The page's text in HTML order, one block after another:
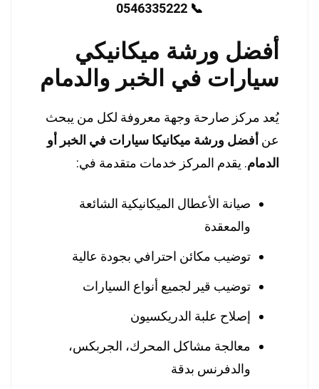
📞
0546335222
أفضل ورشة ميكانيكي
سيارات في الخبر والدمام
يُعد مركز صارحة وجهة معروفة لكل من يبحث
عن أفضل ورشة ميكانيكا سيارات في الخبر أو
الدمام. يقدم المركز خدمات متقدمة في:
صيانة الأعطال الميكانيكية الشائعة
والمعقدة
توضيب مكائن احترافي بجودة عالية
توضيب قير لجميع أنواع السيارات
إصلاح علبة الدريكسيون
معالجة مشاكل المحرك، الجربكس،
والدفرنس بدقة